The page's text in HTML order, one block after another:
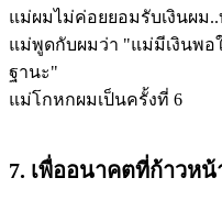
แม่ผมไม่ค่อยยอมรับเงินผม
แม่พูดกับผมว่า "แม่มีเงินพอ
ฐานะ"
แม่โกหกผมเป็นครั้งที่ 6
7. เพื่ออนาคตที่ก้าวหน้